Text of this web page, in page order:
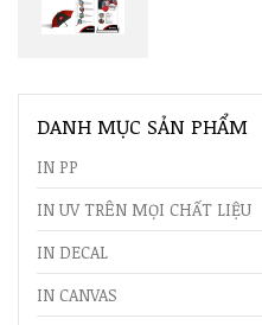
DANH MỤC SẢN PHẨM
IN PP
IN UV TRÊN MỌI CHẤT LIỆU
IN DECAL
IN CANVAS